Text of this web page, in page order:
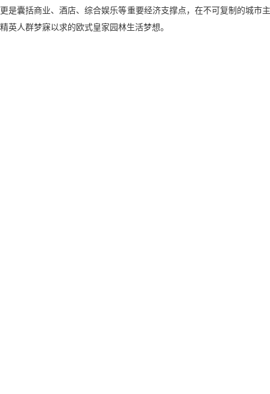
更是囊括商业、酒店、综合娱乐等重要经济支撑点，在不可复制的城
精英人群梦寐以求的欧式皇家园林生活梦想。